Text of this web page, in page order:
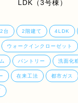
台 2階建て 4LDK
ウォークインクローゼット
パントリー 洗面化
在来工法 都市ガス